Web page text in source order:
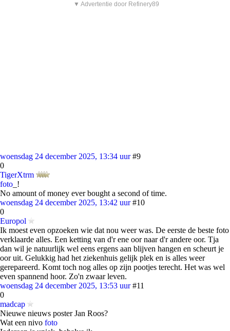
▼ Advertentie door Refinery89
woensdag 24 december 2025, 13:34 uur #9
0
TigerXtrm
foto _!
No amount of money ever bought a second of time.
woensdag 24 december 2025, 13:42 uur #10
0
Europol
Ik moest even opzoeken wie dat nou weer was. De eerste de beste foto
verklaarde alles. Een ketting van d'r ene oor naar d'r andere oor. Tja
dan wil je natuurlijk wel eens ergens aan blijven hangen en scheurt je
oor uit. Gelukkig had het ziekenhuis gelijk plek en is alles weer
gerepareerd. Komt toch nog alles op zijn pootjes terecht. Het was wel
even spannend hoor. Zo'n zwaar leven.
woensdag 24 december 2025, 13:53 uur #11
0
madcap
Nieuwe nieuws poster Jan Roos?
Wat een nivo foto